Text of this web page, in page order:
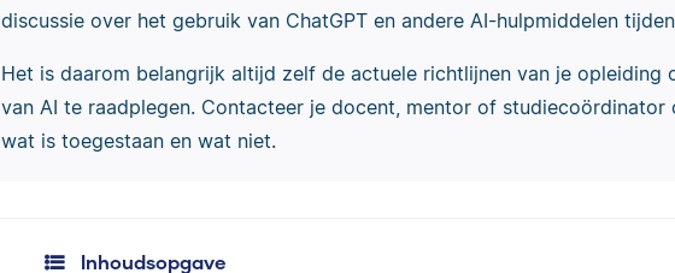
discussie over het gebruik van ChatGPT en andere AI-hulpmiddelen
Het is daarom belangrijk altijd zelf de actuele richtlijnen van je opleiding
van AI te raadplegen. Contacteer je docent, mentor of studiecoördinator
wat is toegestaan en wat niet.
Inhoudsopgave